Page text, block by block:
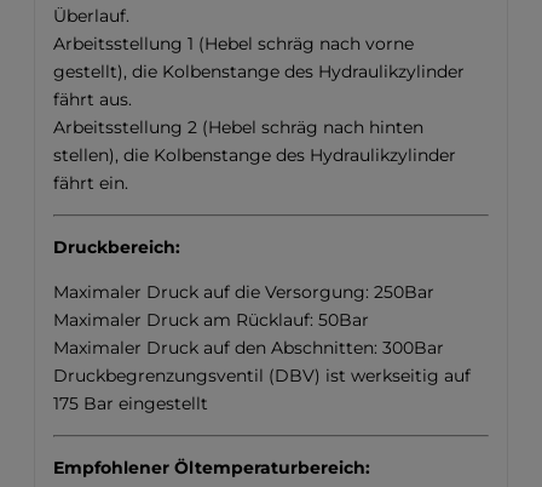
Überlauf.
Arbeitsstellung 1 (Hebel schräg nach vorne
gestellt), die Kolbenstange des Hydraulikzylinder
fährt aus.
Arbeitsstellung 2 (Hebel schräg nach hinten
stellen), die Kolbenstange des Hydraulikzylinder
fährt ein.
Druckbereich:
Maximaler Druck auf die Versorgung: 250Bar
Maximaler Druck am Rücklauf: 50Bar
Maximaler Druck auf den Abschnitten: 300Bar
Druckbegrenzungsventil (DBV) ist werkseitig auf
175 Bar eingestellt
Empfohlener Öltemperaturbereich: